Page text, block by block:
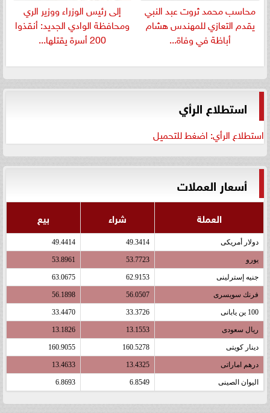
​محاسب محمد ثروت عبد النبي
يقدم التعازي للمهندس هشام
أباظة في وفاة...
إلى رئيس الوزراء ووزير الري
ومحافظة الوادي الجديد: أنقذوا
200 أسرة يقتلها...
استطلاع الرأي
استطلاع الرأي: اضغط للتحميل
أسعار العملات
العملة شراء بيع
دولار أمريكى 49.3414
49.4414
يورو 53.7723
53.8961
جنيه إسترلينى 62.9153
63.0675
فرنك سويسرى 56.0507
56.1898
100 ين يابانى 33.3726
33.4470
ريال سعودى 13.1553
13.1826
دينار كويتى 160.5278
160.9055
درهم اماراتى 13.4325
13.4633
اليوان الصينى 6.8549
6.8693